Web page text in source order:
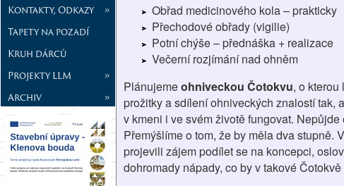
Kontakty, Odkazy
»
Tapety na pozadí
Kruh dárců
Projekty LLM
»
Archiv
»
Obřad medicinového kola – prakticky
Přechodové obřady (vigilie)
Potní chýše – přednáška + realizace
Večerní rozjímání nad ohněm
Plánujemeohniveckou Čotokvu, o
prožitky a sdílení ohniveckých znalostí tak,
v kmeni i ve svém životě fungovat.
Přemýšlíme o tom, že by měla dva stupně.
projevili zájem podílet se na koncepci,
dohromady nápady, co by v takové